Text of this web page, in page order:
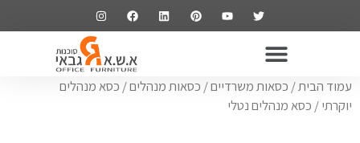
עמוד הבית/ כסאות משרדיים/ כסאות מנהלים/ כסא מנהלים
יוקרתי/ כסא מנהלים נטלי